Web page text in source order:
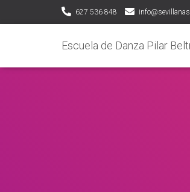
627 536 848
Escuela de Danza Pilar